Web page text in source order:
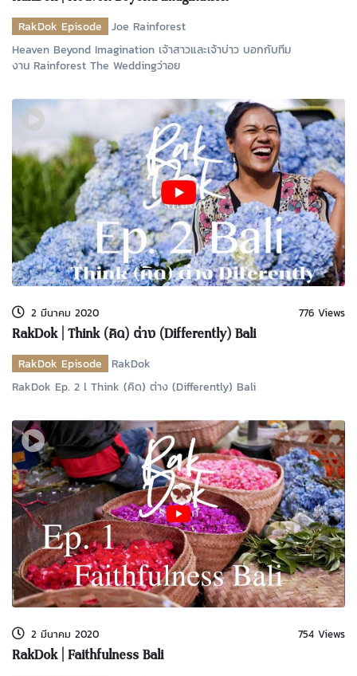
RakDok Episode
Joe Rainforest
Heaven Beyond Imagination เจ้าสาวและเจ้าบ่าว บอกกับทีม
งาน Rainforest The Weddingว่าอย
2 มีนาคม 2020 776 Views
RakDok | Think (คิด) ต่าง (Differently) Bali
RakDok Episode
RakDok
RakDok Ep. 2 l Think (คิด) ต่าง (Differently) Bali
2 มีนาคม 2020 754 Views
RakDok | Faithfulness Bali